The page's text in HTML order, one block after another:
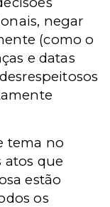
negar
(como o
e datas
tema no
atos que
estão
os